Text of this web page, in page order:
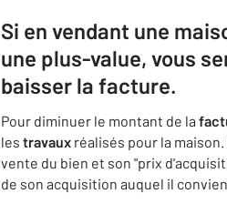
Si en vendant une
une plus-value, vous
baisser la facture.
Pour diminuer le montant de la
les travaux réalisés pour la
vente du bien et son "prix
de son acquisition auquel il